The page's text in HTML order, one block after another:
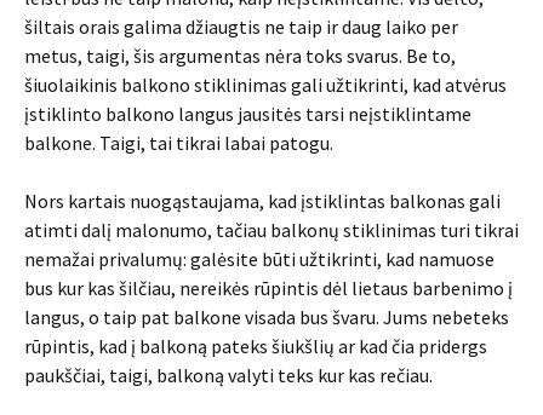
šiltais orais galima džiaugtis ne taip ir daug laiko per
metus, taigi, šis argumentas nėra toks svarus. Be to,
šiuolaikinis balkono stiklinimas gali užtikrinti, kad atvėrus
įstiklinto balkono langus jausitės tarsi neįstiklintame
balkone. Taigi, tai tikrai labai patogu.
Nors kartais nuogąstaujama, kad įstiklintas balkonas gali
atimti dalį malonumo, tačiau balkonų stiklinimas turi tikrai
nemažai privalumų: galėsite būti užtikrinti, kad namuose
bus kur kas šilčiau, nereikės rūpintis dėl lietaus barbenimo į
langus, o taip pat balkone visada bus švaru. Jums nebeteks
rūpintis, kad į balkoną pateks šiukšlių ar kad čia pridergs
paukščiai, taigi, balkoną valyti teks kur kas rečiau.